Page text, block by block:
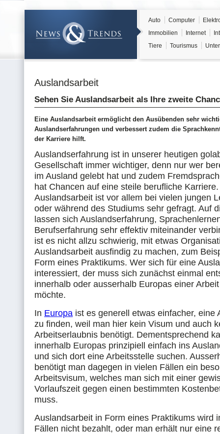
Auto Computer
Immobilien
Internet
Tiere
Tourismus
Auslandsarbeit
Sehen Sie Auslandsarbeit als Ihre zweite
Eine Auslandsarbeit ermöglicht den Ausübenden sehr
Auslandserfahrungen und verbessert zudem die
der Karriere hilft.
Auslandserfahrung ist in unserer heutigen
Gesellschaft immer wichtiger, denn nur wer
im Ausland gelebt hat und zudem
hat Chancen auf eine steile berufliche
Auslandsarbeit ist vor allem bei vielen jungen
oder während des Studiums sehr gefragt. Auf
lassen sich Auslandserfahrung,
Berufserfahrung sehr effektiv miteinander
ist es nicht allzu schwierig, mit etwas
Auslandsarbeit ausfindig zu machen, zum
Form eines Praktikums. Wer sich für eine
interessiert, der muss sich zunächst einmal
innerhalb oder ausserhalb Europas einer
möchte.
In Europa ist es generell etwas einfacher, eine
zu finden, weil man hier kein Visum und auch
Arbeitserlaubnis benötigt. Dementsprechend
innerhalb Europas prinzipiell einfach ins
und sich dort eine Arbeitsstelle suchen.
benötigt man dagegen in vielen Fällen ein
Arbeitsvisum, welches man sich mit einer
Vorlaufszeit gegen einen bestimmten
muss.
Auslandsarbeit in Form eines Praktikums wird
Fällen nicht bezahlt, oder man erhält nur eine